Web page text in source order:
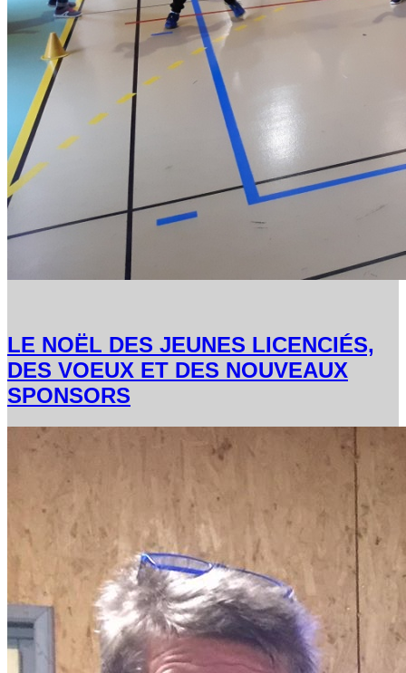
LE NOËL DES JEUNES LICENCIÉS,
DES VOEUX ET DES NOUVEAUX
SPONSORS